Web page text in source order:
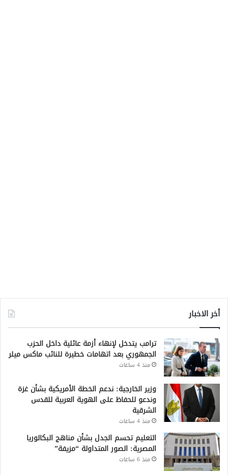
أخر الاخبار
ترامب يتدخل لإنهاء أزمة عائلية داخل الحزب
الجمهوري بعد اتهامات خطيرة للنائب ماكس ميلر
منذ 4 ساعات
وزير الخارجية: ندعم الخطة الأمريكية بشأن غزة
وندعو للحفاظ على الهوية العربية للقدس
الشرقية
منذ 4 ساعات
التعليم تحسم الجدل بشأن مناهج البكالوريا
المصرية: الصور المتداولة “مزيفة”
منذ 6 ساعات